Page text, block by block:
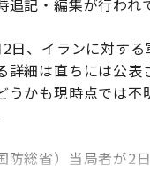
追記・編集が行われ
日、イランに対す
詳細は直ちには公
うかも現時点では
防総省）当局者が2